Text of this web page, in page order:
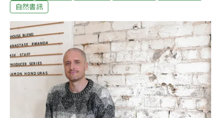
環境課》的六本指定閱讀均出自牛津大學出版社的Very
短，文字洗鍊，由各領域的中堅學者撰寫，如同進入各領
域的敲門磚或拱心石（keystone）。在規劃《21世紀的環
境課》時，編輯室聘請優秀譯者翻譯，同時也為每本書找
了專業審定者，並請他們撰寫導讀。審定者與導讀者都是
一時之選；如《生物地理學》是由《通往世界的植物》、
《橫斷台灣》的作者游旨价翻譯與導讀，《入侵物種》則
是中山大學的生物學者顏聖紘、《人口學》是政治大學社
會學者鄭力軒、《火》為生物多樣性研究所的生物學家林
自然書訊